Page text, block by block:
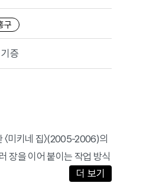
구
증
미키네 집〉(2005-2006)의
장을 이어 붙이는 작업 방식
더 보기